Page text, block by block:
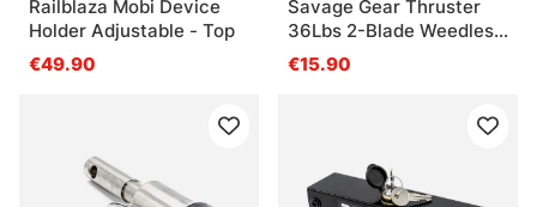
Railblaza Mobi Device
Holder Adjustable - Top
€49.90
Savage Gear Thruster
36Lbs 2-Blade Weedless
Prop Kit
€15.90